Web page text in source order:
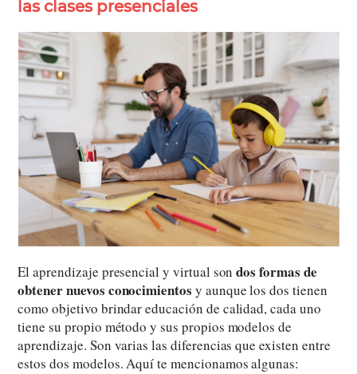
las clases presenciales
El aprendizaje presencial y virtual sondos formas de
obtener nuevos conocimientos y aunque los dos tienen
como objetivo brindar educación de calidad, cada uno
tiene su propio método y sus propios modelos de
aprendizaje. Son varias las diferencias que existen entre
estos dos modelos. Aquí te mencionamos algunas: